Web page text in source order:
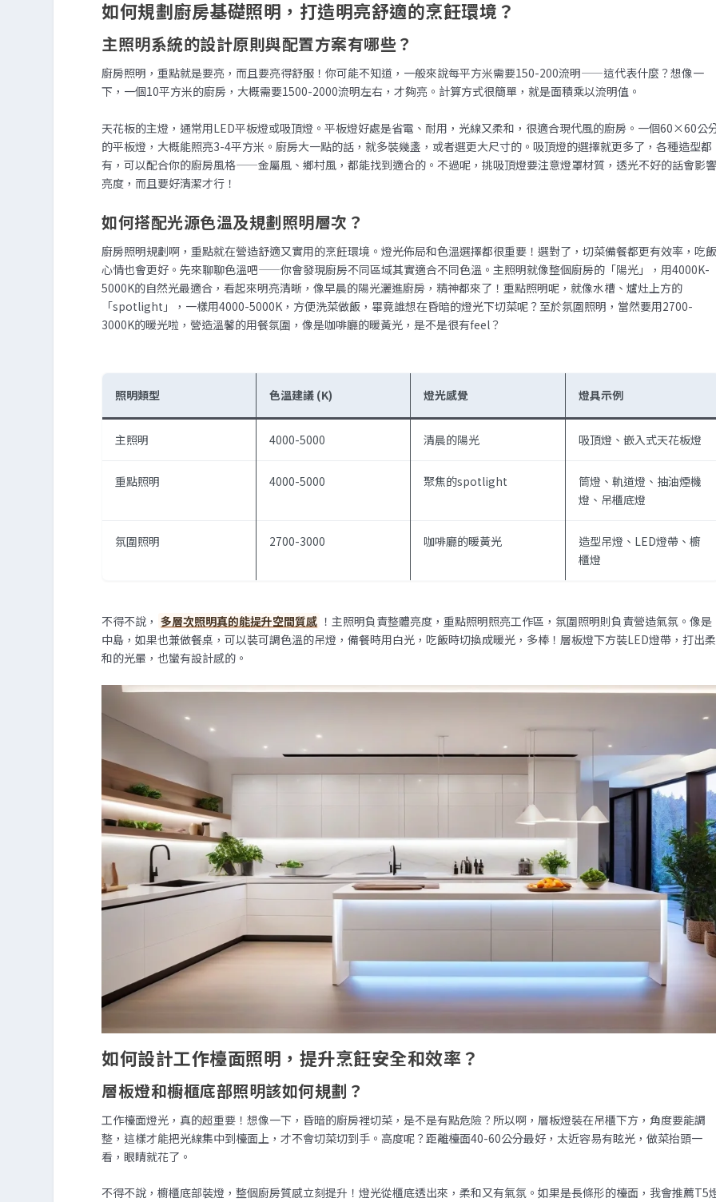
如何規劃廚房基礎照明，打造明亮舒適的烹飪環境？
主照明系統的設計原則與配置方案有哪些？
廚房照明，重點就是要亮，而且要亮得舒服！你可能不知道，一般來說每平方米需要150-200流明——這代表什麼？想像一
下，一個10平方米的廚房，大概需要1500-2000流明左右，才夠亮。計算方式很簡單，就是面積乘以流明值。
天花板的主燈，通常用LED平板燈或吸頂燈。平板燈好處是省電、耐用，光線又柔和，很適合現代風的廚房。一個60×60公
的平板燈，大概能照亮3-4平方米。廚房大一點的話，就多裝幾盞，或者選更大尺寸的。吸頂燈的選擇就更多了，各種造型都
有，可以配合你的廚房風格——金屬風、鄉村風，都能找到適合的。不過呢，挑吸頂燈要注意燈罩材質，透光不好的話會影
亮度，而且要好清潔才行！
如何搭配光源色溫及規劃照明層次？
廚房照明規劃啊，重點就在營造舒適又實用的烹飪環境。燈光佈局和色溫選擇都很重要！選對了，切菜備餐都更有效率，吃
心情也會更好。先來聊聊色溫吧——你會發現廚房不同區域其實適合不同色溫。主照明就像整個廚房的「陽光」，用4000K-
5000K的自然光最適合，看起來明亮清晰，像早晨的陽光灑進廚房，精神都來了！重點照明呢，就像水槽、爐灶上方的
「spotlight」，一樣用4000-5000K，方便洗菜做飯，畢竟誰想在昏暗的燈光下切菜呢？至於氛圍照明，當然要用2700-
3000K的暖光啦，營造溫馨的用餐氛圍，像是咖啡廳的暖黃光，是不是很有feel？
照明類型 色溫建議 (K) 燈光感覺 燈具示例
主照明 4000-5000 清晨的陽光 吸頂燈、嵌入式天花板燈
重點照明 4000-5000 聚焦的spotlight
筒燈、軌道燈、抽油煙機
燈、吊櫃底燈
氛圍照明 2700-3000 咖啡廳的暖黃光
造型吊燈、LED燈帶、櫥
櫃燈
不得不說， 多層次照明真的能提升空間質感 ！主照明負責整體亮度，重點照明照亮工作區，氛圍照明則負責營造氣氛。像是
中島，如果也兼做餐桌，可以裝可調色溫的吊燈，備餐時用白光，吃飯時切換成暖光，多棒！層板燈下方裝LED燈帶，打出柔
和的光暈，也蠻有設計感的。
如何設計工作檯面照明，提升烹飪安全和效率？
層板燈和櫥櫃底部照明該如何規劃？
工作檯面燈光，真的超重要！想像一下，昏暗的廚房裡切菜，是不是有點危險？所以啊，層板燈裝在吊櫃下方，角度要能調
整，這樣才能把光線集中到檯面上，才不會切菜切到手。高度呢？距離檯面40-60公分最好，太近容易有眩光，做菜抬頭一
看，眼睛就花了。
不得不說，櫥櫃底部裝燈，整個廚房質感立刻提升！燈光從櫃底透出來，柔和又有氣氛。如果是長條形的檯面，我會推薦T5